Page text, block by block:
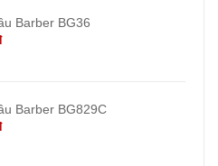
Barber BG36
Barber BG829C